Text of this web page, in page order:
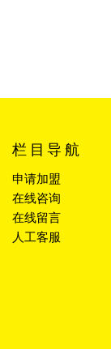
栏目导航
申请加盟
在线咨询
在线留言
人工客服